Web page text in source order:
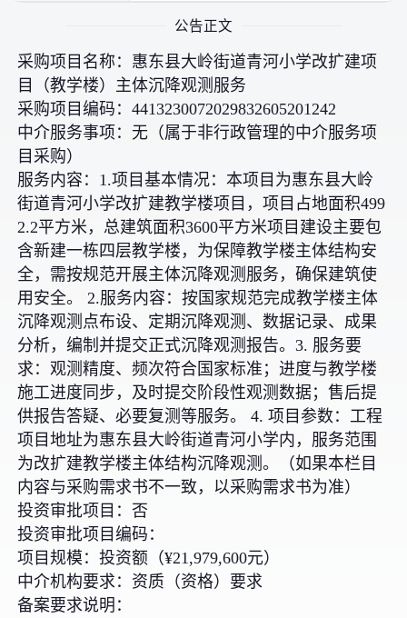
公告正文
采购项目名称：惠东县大岭街道青河小学改扩建项
目（教学楼）主体沉降观测服务
采购项目编码：4413230072029832605201242
中介服务事项：无（属于非行政管理的中介服务项
目采购）
服务内容：1.项目基本情况：本项目为惠东县大岭
街道青河小学改扩建教学楼项目，项目占地面积499
2.2平方米，总建筑面积3600平方米项目建设主要包
含新建一栋四层教学楼，为保障教学楼主体结构安
全，需按规范开展主体沉降观测服务，确保建筑使
用安全。 2.服务内容：按国家规范完成教学楼主体
沉降观测点布设、定期沉降观测、数据记录、成果
分析，编制并提交正式沉降观测报告。3. 服务要
求：观测精度、频次符合国家标准；进度与教学楼
施工进度同步，及时提交阶段性观测数据；售后提
供报告答疑、必要复测等服务。 4. 项目参数：工程
项目地址为惠东县大岭街道青河小学内，服务范围
为改扩建教学楼主体结构沉降观测。（如果本栏目
内容与采购需求书不一致，以采购需求书为准）
投资审批项目：否
投资审批项目编码：
项目规模：投资额（¥21,979,600元）
中介机构要求：资质（资格）要求
备案要求说明：